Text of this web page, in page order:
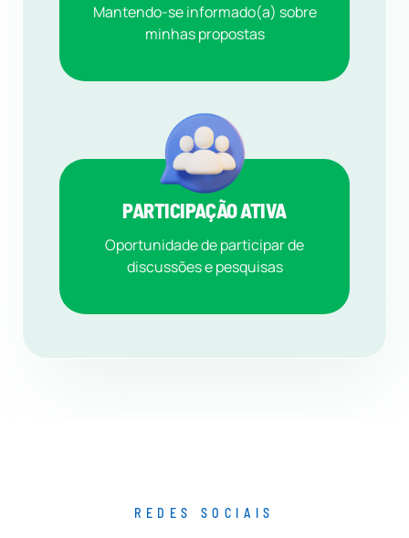
Mantendo-se informado(a) sobre
minhas propostas
PARTICIPAÇÃO ATIVA
Oportunidade de participar de
discussões e pesquisas
REDES SOCIAIS